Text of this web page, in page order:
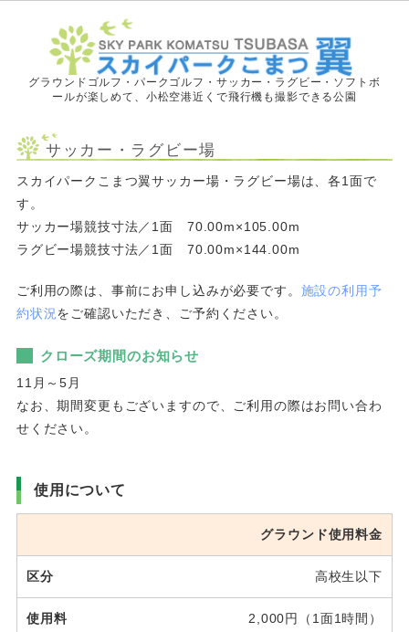
グラウンドゴルフ・パークゴルフ・サッカー・ラグビー・ソフトボ
ールが楽しめて、小松空港近くで飛行機も撮影できる公園
サッカー・ラグビー場
スカイパークこまつ翼サッカー場・ラグビー場は、各1面で
す。
サッカー場競技寸法／1面 70.00m×105.00m
ラグビー場競技寸法／1面 70.00m×144.00m
ご利用の際は、事前にお申し込みが必要です。 施設の利用予
約状況をご確認いただき、ご予約ください。
クローズ期間のお知らせ
11月～5月
なお、期間変更もございますので、ご利用の際はお問い合わ
せください。
使用について
グラウンド使用料金
高校生以下
2,000円（1面1時間）